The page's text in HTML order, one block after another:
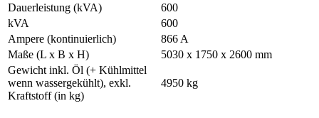
Dauerleistung (kVA)
600
kVA
600
Ampere (kontinuierlich)
866 A
Maße (L x B x H)
5030 x 1750 x 2600 mm
Gewicht inkl. Öl (+ Kühlmittel
wenn wassergekühlt), exkl.
Kraftstoff (in kg)
4950 kg